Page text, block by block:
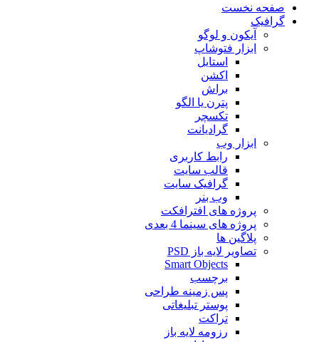
صفحه نخست
گرافیک
آیکون و لوگو
ابزار فتوشاپ
استایل
اکشن
براش
پترن یا الگو
تکسچر
گرادیانت
ابزار وب
رابط کاربری
قالب سایت
گرافیک سایت
وب بنر
پروژه های افترافکت
پروژه های سینما 4 بعدی
پلاگین ها
تصاویر لایه باز PSD
Smart Objects
برچسب
پس زمینه طراحی
پوستر تبلیغاتی
تراکت
رزومه لایه باز